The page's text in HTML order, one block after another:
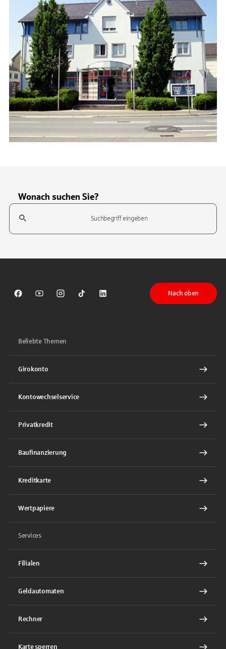
Wonach suchen Sie?
Suchfeld
Sparkasse auf Facebook
Sparkasse auf Youtube
Sparkasse auf Instagram
Sparkasse auf TikTok
Sparkasse auf LinkedIn
Nach oben
Beliebte Themen
Girokonto
Kontowechselservice
Privatkredit
Baufinanzierung
Kreditkarte
Wertpapiere
Services
Filialen
Geldautomaten
Rechner
Karte sperren